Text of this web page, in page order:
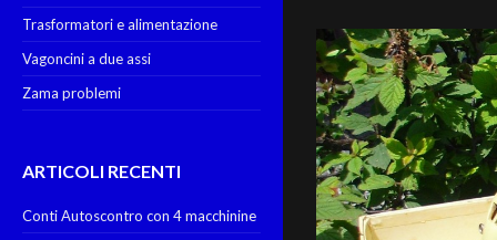
Trasformatori e alimentazione
Vagoncini a due assi
Zama problemi
ARTICOLI RECENTI
Conti Autoscontro con 4 macchinine